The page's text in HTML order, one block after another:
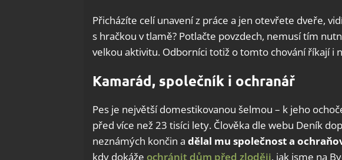
Přicházíte celí unavení z práce a jen otevřete dveře,
s hračkou v tlamě? Potlačte povzdech, nemusí tím
velkou aktivitu. Odborníci totiž o tomto chování říkají i
Kamarád, společník i ochranář
Pes je největší domestikovanou šelmou – k jeho
před více než 23 tisíci lety. Člověka dle webu Deník
neznámých končin a dělal mu společnost a
kdy dokáže ochránit dům před zloději, jak jsme na